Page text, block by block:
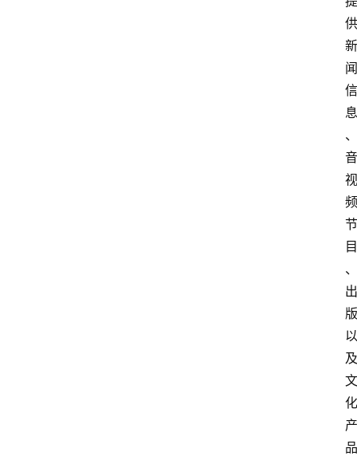
供
新
闻
信
息
、
音
视
频
节
目
、
出
版
以
及
文
化
产
品